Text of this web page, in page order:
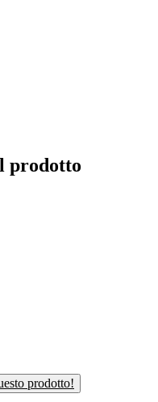
prodotto
prodotto!